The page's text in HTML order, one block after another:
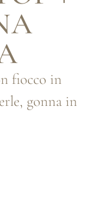
fiocco in
gonna in